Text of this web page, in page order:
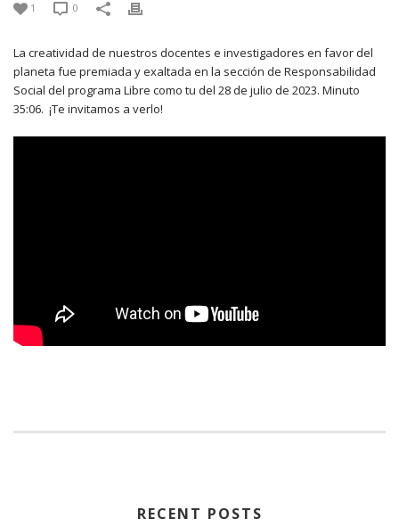
1 0
La creatividad de nuestros docentes e investigadores en favor del
planeta fue premiada y exaltada en la sección de Responsabilidad
Social del programa Libre como tu del 28 de julio de 2023. Minuto
35:06. ¡Te invitamos a verlo!
RECENT POSTS